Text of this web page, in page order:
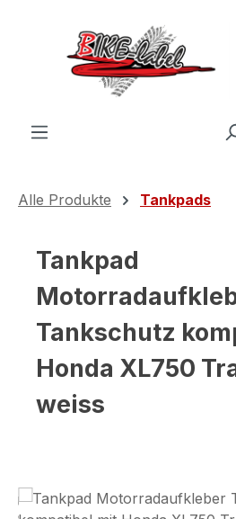
Zum Hauptinhalt springen
Alle Produkte Tankpads
Tankpad
Tankschutz
Honda XL750
weiss
Bildergalerie überspringen